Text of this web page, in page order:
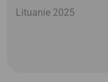
Lituanie 2025